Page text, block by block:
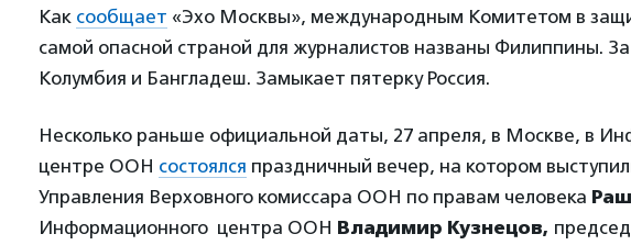
Как сообщает «Эхо Москвы», международным Комитетом в
самой опасной страной для журналистов названы Филиппины.
Колумбия и Бангладеш. Замыкает пятерку Россия.
Несколько раньше официальной даты, 27 апреля, в Москве, в
центре ООН состоялся праздничный вечер, на котором
Управления Верховного комиссара ООН по правам человека
Информационного центра ООН Владимир Кузнецов,